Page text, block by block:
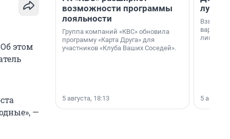
этом
—
возможности программы
лояльности
Группа компаний «КВС» обновила
программу «Карта Друга» для
участников «Клуба Ваших Соседей».
5 августа, 18:13
лучше
лишнего
5